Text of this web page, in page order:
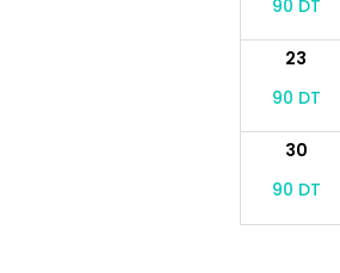
90 DT
23
90 DT
30
90 DT